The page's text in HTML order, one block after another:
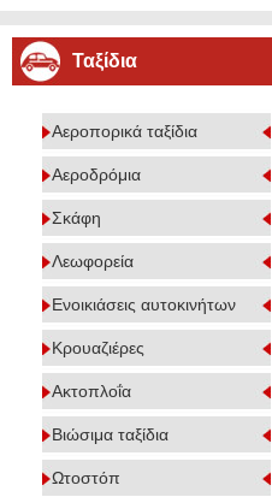
Ταξίδια
Αεροπορικά ταξίδια
Αεροδρόμια
Σκάφη
Λεωφορεία
Ενοικιάσεις αυτοκινήτων
Κρουαζιέρες
Ακτοπλοΐα
Βιώσιμα ταξίδια
Ωτοστόπ